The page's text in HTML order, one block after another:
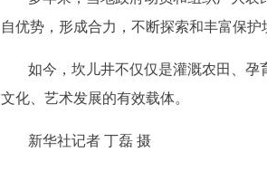
自优势，形成合力，不断探索和丰富保护
如今，坎儿井不仅仅是灌溉农田、孕
文化、艺术发展的有效载体。
新华社记者 丁磊 摄